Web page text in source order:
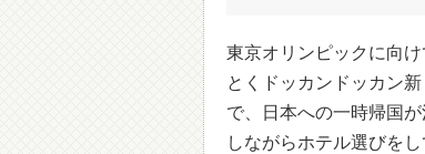
東京オリンピックに向
とくドッカンドッカン
で、日本への一時帰国
しながらホテル選びをし